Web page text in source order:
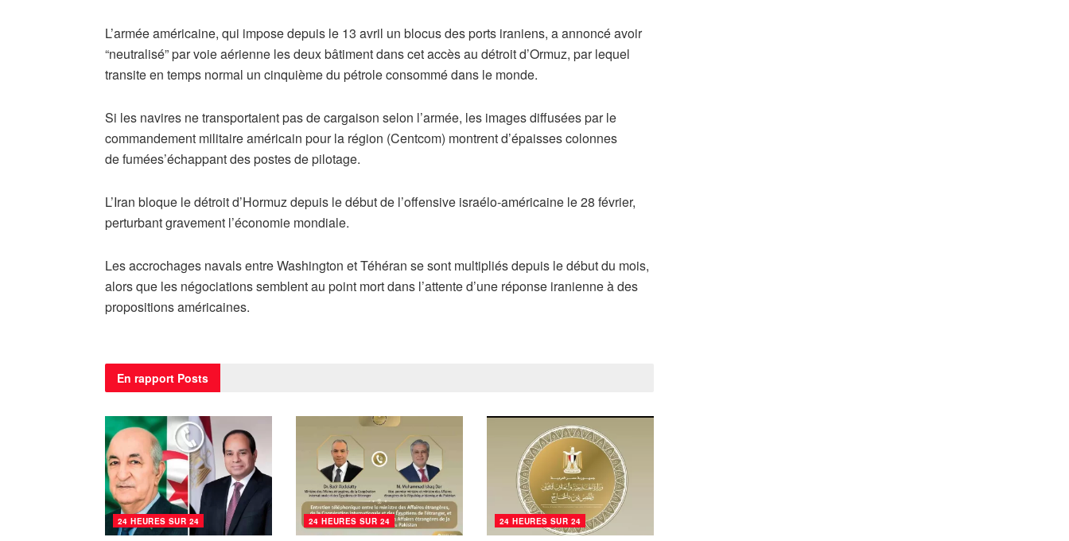
L’armée américaine, qui impose depuis le 13 avril un blocus des ports iraniens, a annoncé avoir
“neutralisé” par voie aérienne les deux bâtiment dans cet accès au détroit d’Ormuz, par lequel
transite en temps normal un cinquième du pétrole consommé dans le monde.
Si les navires ne transportaient pas de cargaison selon l’armée, les images diffusées par le
commandement militaire américain pour la région (Centcom) montrent d’épaisses colonnes
de fumées’échappant des postes de pilotage.
L’Iran bloque le détroit d’Hormuz depuis le début de l’offensive israélo-américaine le 28 février,
perturbant gravement l’économie mondiale.
Les accrochages navals entre Washington et Téhéran se sont multipliés depuis le début du mois,
alors que les négociations semblent au point mort dans l’attente d’une réponse iranienne à des
propositions américaines.
En rapport Posts
24 HEURES SUR 24 24 HEURES SUR 24 24 HEURES SUR 24